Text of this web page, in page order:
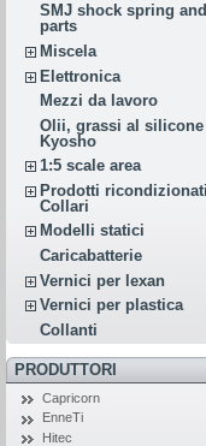
SMJ shock spring and
parts
Miscela
Elettronica
Mezzi da lavoro
Olii, grassi al silicone
Kyosho
1:5 scale area
Prodotti ricondizionati
Collari
Modelli statici
Caricabatterie
Vernici per lexan
Vernici per plastica
Collanti
PRODUTTORI
Capricorn
EnneTi
Hitec